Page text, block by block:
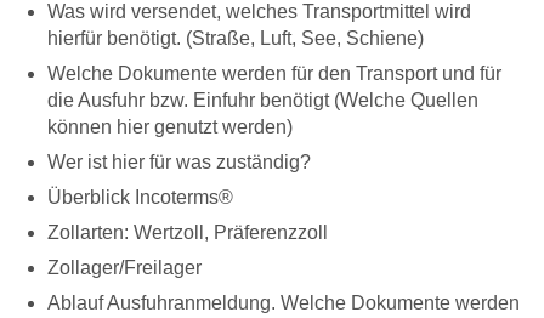
Was wird versendet, welches Transportmittel wird
hierfür benötigt. (Straße, Luft, See, Schiene)
Welche Dokumente werden für den Transport und für
die Ausfuhr bzw. Einfuhr benötigt (Welche Quellen
können hier genutzt werden)
Wer ist hier für was zuständig?
Überblick Incoterms®
Zollarten: Wertzoll, Präferenzzoll
Zollager/Freilager
Ablauf Ausfuhranmeldung. Welche Dokumente werden